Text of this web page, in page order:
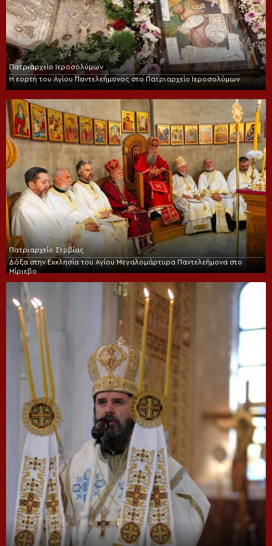
Πατριαρχείο Ιεροσολύμων
Η εορτή του Αγίου Παντελεήμονος στο Πατριαρχείο Ιεροσολύμων
Πατριαρχείο Σερβίας
Δόξα στην Εκκλησία του Αγίου Μεγαλομάρτυρα Παντελεήμονα στο
Μίριεβο